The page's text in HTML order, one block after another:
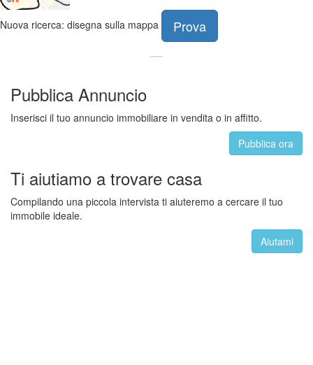
Nuova ricerca: disegna sulla mappa Prova
Pubblica Annuncio
Inserisci il tuo annuncio immobiliare in vendita o in affitto.
Pubblica ora
Ti aiutiamo a trovare casa
Compilando una piccola intervista ti aiuteremo a cercare il tuo
immobile ideale.
Aiutami